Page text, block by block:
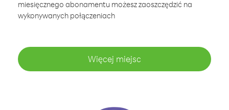
miesięcznego abonamentu możesz zaoszczędzić na
wykonywanych połączeniach
Więcej miejsc